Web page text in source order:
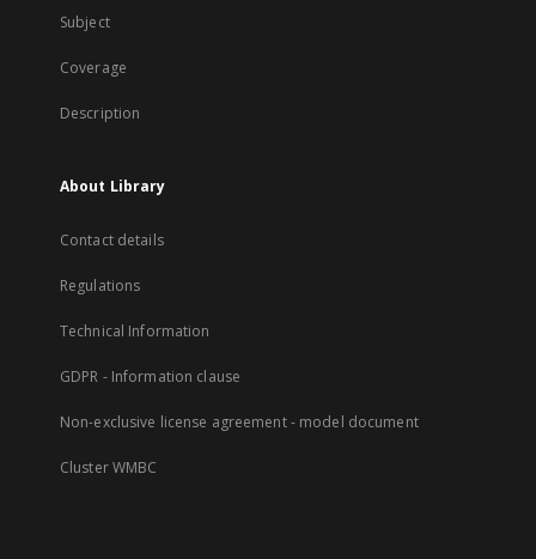
Subject
Coverage
Description
About Library
Contact details
Regulations
Technical Information
GDPR - Information clause
Non-exclusive license agreement - model document
Cluster WMBC